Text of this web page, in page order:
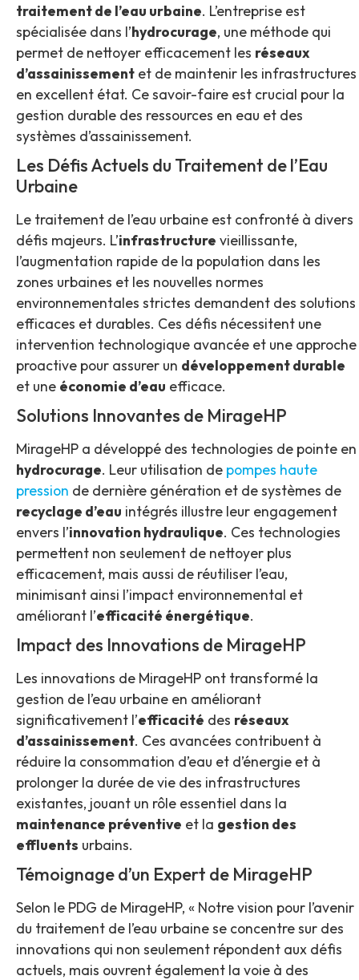
traitement de l’eau urbaine. L’entreprise est
spécialisée dans l’hydrocurage, une méthode qui
permet de nettoyer efficacement les réseaux
d’assainissement et de maintenir les infrastructures
en excellent état. Ce savoir-faire est crucial pour la
gestion durable des ressources en eau et des
systèmes d’assainissement.
Les Défis Actuels du Traitement de l’Eau
Urbaine
Le traitement de l’eau urbaine est confronté à divers
défis majeurs. L’infrastructure vieillissante,
l’augmentation rapide de la population dans les
zones urbaines et les nouvelles normes
environnementales strictes demandent des solutions
efficaces et durables. Ces défis nécessitent une
intervention technologique avancée et une approche
proactive pour assurer un développement durable
et une économie d’eau efficace.
Solutions Innovantes de MirageHP
MirageHP a développé des technologies de pointe en
hydrocurage. Leur utilisation de pompes haute
pression de dernière génération et de systèmes de
recyclage d’eau intégrés illustre leur engagement
envers l’innovation hydraulique. Ces technologies
permettent non seulement de nettoyer plus
efficacement, mais aussi de réutiliser l’eau,
minimisant ainsi l’impact environnemental et
améliorant l’efficacité énergétique.
Impact des Innovations de MirageHP
Les innovations de MirageHP ont transformé la
gestion de l’eau urbaine en améliorant
significativement l’efficacité des réseaux
d’assainissement. Ces avancées contribuent à
réduire la consommation d’eau et d’énergie et à
prolonger la durée de vie des infrastructures
existantes, jouant un rôle essentiel dans la
maintenance préventive et la gestion des
effluents urbains.
Témoignage d’un Expert de MirageHP
Selon le PDG de MirageHP, « Notre vision pour l’avenir
du traitement de l’eau urbaine se concentre sur des
innovations qui non seulement répondent aux défis
actuels, mais ouvrent également la voie à des